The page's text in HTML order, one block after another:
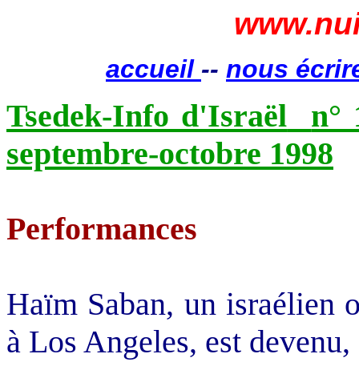
accueil -- nous
Tsedek-Info d'Israël
n°
septembre-octobre 1998
Performances
Haïm Saban, un israélien
à Los Angeles, est